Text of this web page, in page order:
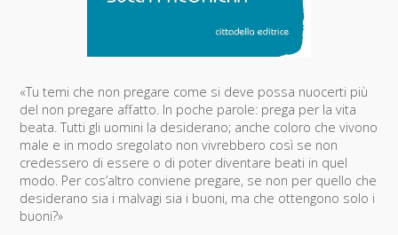
«Tu temi che non pregare come si deve possa nuocerti più
del non pregare affatto. In poche parole: prega per la vita
beata. Tutti gli uomini la desiderano; anche coloro che vivono
male e in modo sregolato non vivrebbero così se non
credessero di essere o di poter diventare beati in quel
modo. Per cos’altro conviene pregare, se non per quello che
desiderano sia i malvagi sia i buoni, ma che ottengono solo i
buoni?»